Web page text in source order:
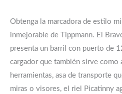
Obtenga la marcadora de estilo
inmejorable de Tippmann. El
presenta un barril con puerto de
cargador que también sirve como
herramientas, asa de transporte
miras o visores, el riel Picatinny